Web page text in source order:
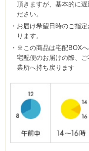
頂きますが、基本的に
ださい。
お届け希望日時のご指
ります。
※この商品は宅配BOXへ
宅配便のお届けの際、
業所へ持ち戻ります